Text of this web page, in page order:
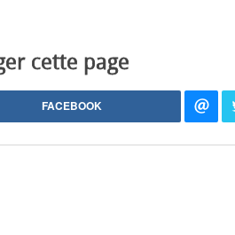
cette page
FACEBOOK